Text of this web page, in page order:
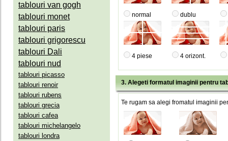
tablouri van gogh
tablouri monet
tablouri paris
tablouri grigorescu
tablouri Dali
tablouri nud
tablouri picasso
tablouri renoir
tablouri rubens
tablouri grecia
tablouri cafea
tablouri michelangelo
tablouri londra
normal dublu
4 piese 4 orizont.
3. Alegeti formatul imaginii pentru
Te rugam sa alegi fromatul imaginii